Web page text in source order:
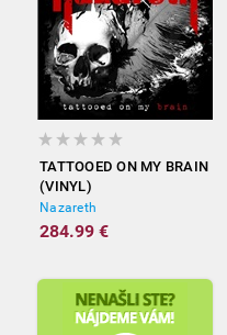
TATTOOED ON MY BRAIN
(VINYL)
Nazareth
284.99 €